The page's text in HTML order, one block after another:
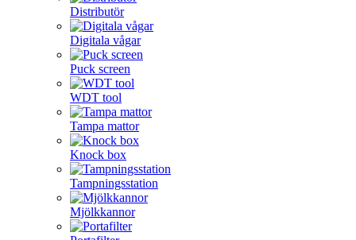
Distributör
Digitala vågar
Puck screen
WDT tool
Tampa mattor
Knock box
Tampningsstation
Mjölkkannor